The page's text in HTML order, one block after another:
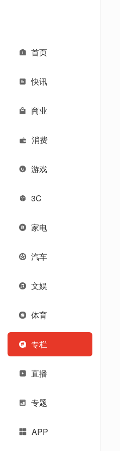
首页
快讯
商业
消费
游戏
3C
家电
汽车
文娱
体育
专栏
直播
专题
APP